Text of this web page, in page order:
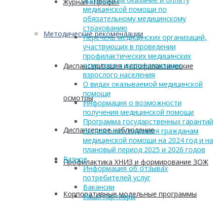
Методические рекомендации
Диспансеризация и профилактические
осмотры
Диспансерное наблюдение
Профилактика ХНИЗ и формирование ЗОЖ
Корпоративные модельные программы
медицинской помощи по
обязательному медицинскому
страхованию
Перечень медицинских организаций,
участвующих в проведении
профилактических медицинских
осмотров и диспансеризации
взрослого населения
О видах оказываемой медицинской
помощи
Информация о возможности
получения медицинской помощи
Программа государственных гарантий
бесплатного оказания гражданам
медицинской помощи на 2024 год и на
плановый период 2025 и 2026 годов
Разное
Информация об отзывах
потребителей услуг
Вакансии
Наши партнеры